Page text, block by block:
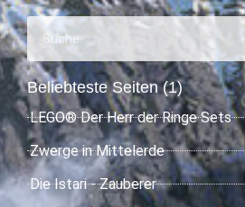
Beliebteste Seiten (1)
LEGO® Der Herr der Ringe Sets
Zwerge in Mittelerde
Die Istari - Zauberer